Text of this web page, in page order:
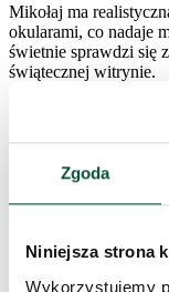
Zgoda
Niniejsza strona
Wykorzystujemy
Mikołaj ma
okularami, co nadaje
świetnie sprawdzi się
świątecznej witrynie.
Wysokość (ze